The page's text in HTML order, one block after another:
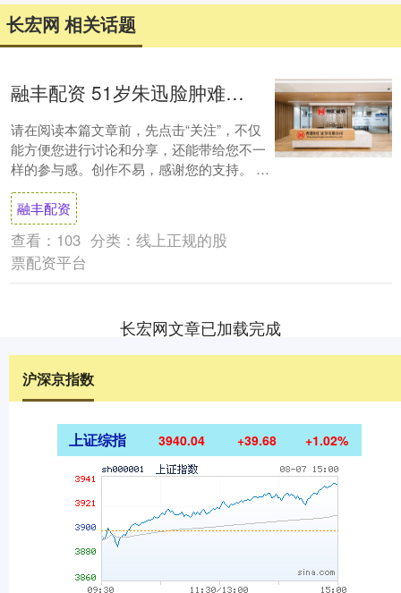
长宏网 相关话题
融丰配资 51岁朱迅脸肿难掩疲态，46岁侯佩岑瘦如少女，皮相骨相差异明显_身材_容貌_状态
请在阅读本篇文章前，先点击“关注”，不仅
能方便您进行讨论和分享，还能带给您不一
样的参与感。创作不易，感谢您的支持。 提
起朱迅，许多人首先会联想到她是那个著名
的“....
融丰配资
查看： 103 分类： 线上正规的股
票配资平台
长宏网文章已加载完成
沪深京指数
上证综指 3940.04 +39.68 +1.02%